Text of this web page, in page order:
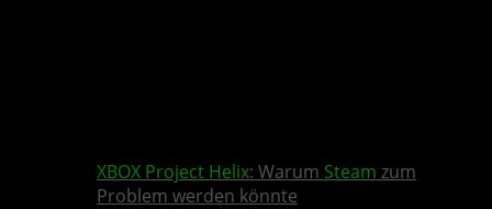
XBOX Project Helix: Warum Steam zum
Problem werden könnte